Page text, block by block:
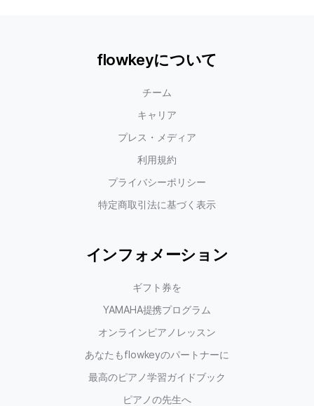
flowkeyについて
チーム
キャリア
プレス・メディア
利用規約
プライバシーポリシー
特定商取引法に基づく表示
インフォメーション
ギフト券を
YAMAHA提携プログラム
オンラインピアノレッスン
あなたもflowkeyのパートナーに
最高のピアノ学習ガイドブック
ピアノの先生へ